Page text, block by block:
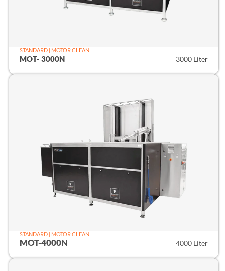
STANDARD | MOTOR CLEAN
MOT- 3000N 3000 Liter
STANDARD | MOTOR CLEAN
MOT-4000N 4000 Liter